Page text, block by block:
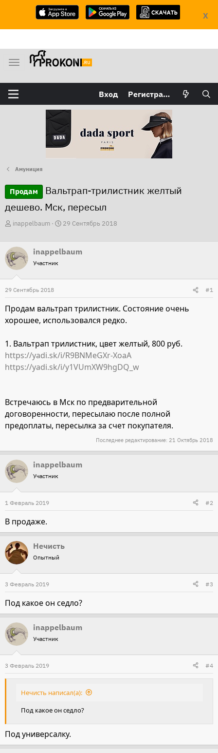
X
М
н
ю
Вход Регистрация
Амуниция
Продам
Вальтрап-трилистник желтый
дешево. Мск, пересыл
А
т
о
р
т
е
inappelbaum
Д
а
29 Сентябрь 2018
inappelbaum
Участник
29 Сентябрь 2018 #1
Продам вальтрап трилистник. Состояние очень
хорошее, использовался редко.
1. Вальтрап трилистник, цвет желтый, 800 руб.
https://yadi.sk/i/R9BNMeGXr-XoaA
https://yadi.sk/i/y1VUmXW9hgDQ_w
Встречаюсь в Мск по предварительной
договоренности, пересылаю после полной
предоплаты, пересылка за счет покупателя.
Последнее редактирование: 21 Октябрь 2018
inappelbaum
Участник
1 Февраль 2019 #2
В продаже.
Нечисть
Опытный
3 Февраль 2019 #3
Под какое он седло?
inappelbaum
Участник
3 Февраль 2019 #4
Нечисть написал(а):
Под какое он седло?
Под универсалку.